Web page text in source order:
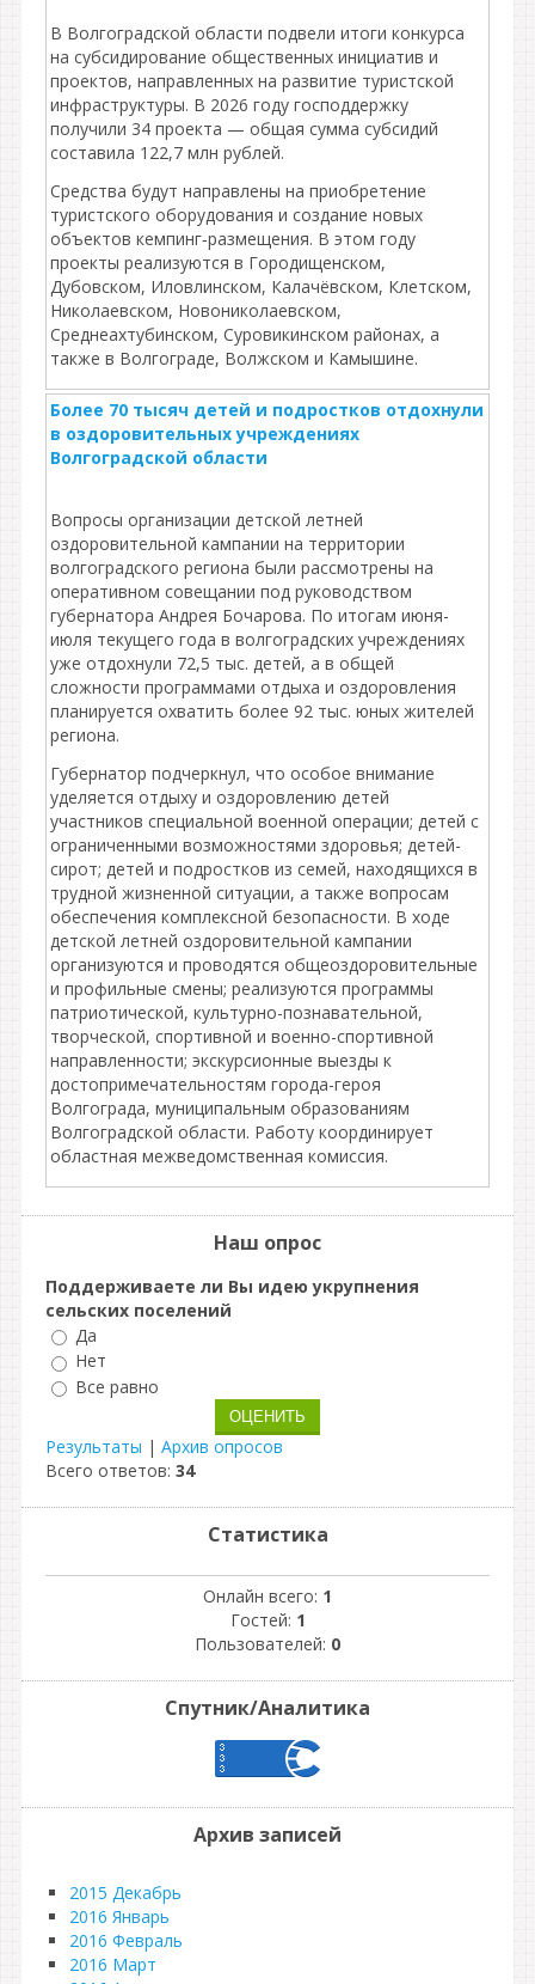
В Волгоградской области подвели итоги конкурса
на субсидирование общественных инициатив и
проектов, направленных на развитие туристской
инфраструктуры. В 2026 году господдержку
получили 34 проекта — общая сумма субсидий
составила 122,7 млн рублей.
Средства будут направлены на приобретение
туристского оборудования и создание новых
объектов кемпинг‑размещения. В этом году
проекты реализуются в Городищенском,
Дубовском, Иловлинском, Калачёвском, Клетском,
Николаевском, Новониколаевском,
Среднеахтубинском, Суровикинском районах, а
также в Волгограде, Волжском и Камышине.
Более 70 тысяч детей и подростков отдохнули
в оздоровительных учреждениях
Волгоградской области
Вопросы организации детской летней
оздоровительной кампании на территории
волгоградского региона были рассмотрены на
оперативном совещании под руководством
губернатора Андрея Бочарова. По итогам июня-
июля текущего года в волгоградских учреждениях
уже отдохнули 72,5 тыс. детей, а в общей
сложности программами отдыха и оздоровления
планируется охватить более 92 тыс. юных жителей
региона.
Губернатор подчеркнул, что особое внимание
уделяется отдыху и оздоровлению детей
участников специальной военной операции; детей с
ограниченными возможностями здоровья; детей-
сирот; детей и подростков из семей, находящихся в
трудной жизненной ситуации, а также вопросам
обеспечения комплексной безопасности. В ходе
детской летней оздоровительной кампании
организуются и проводятся общеоздоровительные
и профильные смены; реализуются программы
патриотической, культурно-познавательной,
творческой, спортивной и военно-спортивной
направленности; экскурсионные выезды к
достопримечательностям города-героя
Волгограда, муниципальным образованиям
Волгоградской области. Работу координирует
областная межведомственная комиссия.
Наш опрос
Поддерживаете ли Вы идею укрупнения
сельских поселений
Да
Нет
Все равно
Результаты | Архив опросов
Всего ответов: 34
Статистика
Онлайн всего: 1
Гостей: 1
Пользователей: 0
Спутник/Аналитика
Архив записей
2015 Декабрь
2016 Январь
2016 Февраль
2016 Март